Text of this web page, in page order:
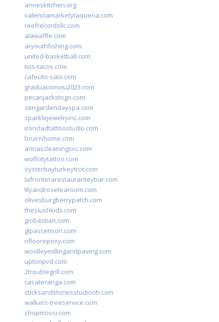
anneskitchen.org
valenciamarketytaqueria.com
reefrecordsllc.com
alawaffle.com
aryouthfishing.com
united-basketball.com
tios-tacos.com
cafecito-satx.com
graduacionviu2023.com
pecanjackstogo.com
zengardendayspa.com
sparklejewelryinc.com
ironcladtattoostudio.com
bruinshome.com
annascleaningsvc.com
wolfcitytattoo.com
oysterbayturkeytrot.com
lafronterarestauranteybar.com
lilyandrosetearoom.com
olivesburgberrypatch.com
theslushkids.com
giobastian.com
glpascensori.com
rifloorepoxy.com
woolleymillingandpaving.com
uptonpvd.com
2troublegrill.com
casateranga.com
sticksandstonesstudiooh.com
walkers-treeservice.com
shopmossi.com